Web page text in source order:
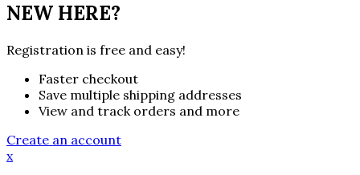
NEW HERE?
Registration is free and easy!
Faster checkout
Save multiple shipping addresses
View and track orders and more
Create an account
x